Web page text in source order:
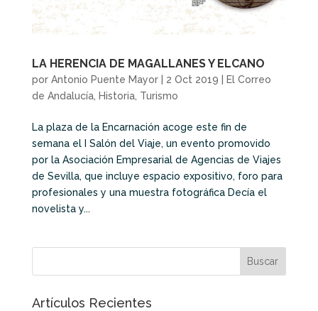
LA HERENCIA DE MAGALLANES Y ELCANO
por Antonio Puente Mayor| 2 Oct 2019
El Correo
de Andalucía, Historia, Turismo
La plaza de la Encarnación acoge este fin de
semana el I Salón del Viaje, un evento promovido
por la Asociación Empresarial de Agencias de Viajes
de Sevilla, que incluye espacio expositivo, foro para
profesionales y una muestra fotográfica Decía el
novelista y...
Artículos Recientes